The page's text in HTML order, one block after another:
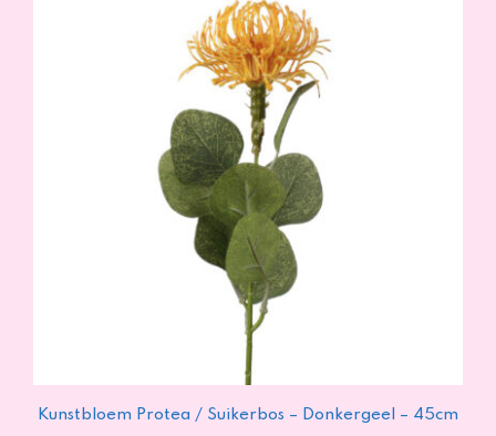
Kunstbloem Protea / Suikerbos – Donkergeel – 45cm